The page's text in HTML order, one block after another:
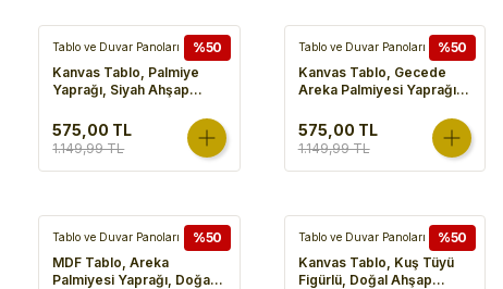
%50
Tablo ve Duvar Panoları
Kanvas Tablo, Palmiye
Yaprağı, Siyah Ahşap
60x3x80 cm
575,00 TL
1.149,99 TL
%50
Tablo ve Duvar Panoları
Kanvas Tablo, Gecede
Areka Palmiyesi Yaprağı,
Gold Kabartmalı, Gold-
Mavi - 50x3x70 cm
575,00 TL
1.149,99 TL
%50
Tablo ve Duvar Panoları
MDF Tablo, Areka
Palmiyesi Yaprağı, Doğal
%50
Tablo ve Duvar Panoları
Kanvas Tablo, Kuş Tüyü
Figürlü, Doğal Ahşap